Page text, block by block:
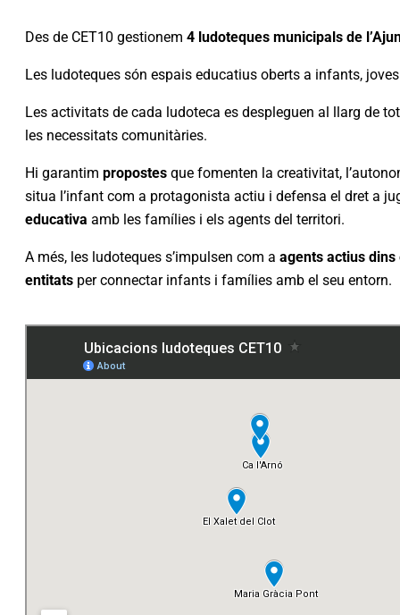
Des de CET10 gestionem 4 ludoteques municipals de
Les ludoteques són espais educatius oberts a infants,
Les activitats de cada ludoteca es despleguen al llarg de
les necessitats comunitàries.
Hi garantim propostes que fomenten la creativitat,
situa l’infant com a protagonista actiu i defensa el dret a
educativa amb les famílies i els agents del territori.
A més, les ludoteques s’impulsen com a agents actius
entitats per connectar infants i famílies amb el seu entorn.